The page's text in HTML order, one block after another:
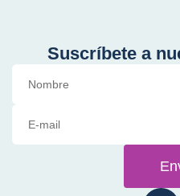
Suscríbete a